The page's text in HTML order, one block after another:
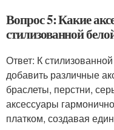
Вопрос 5: Какие
стилизованной
Ответ: К
добавить различные
браслеты, перстни,
аксессуары
платком, создавая